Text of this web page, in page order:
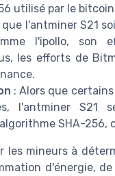
utilisé par le
que l'antminer S21
l'ipollo,
les efforts de
: Alors que
l'antminer S21
SHA-256,
les mineurs à
d'énergie,